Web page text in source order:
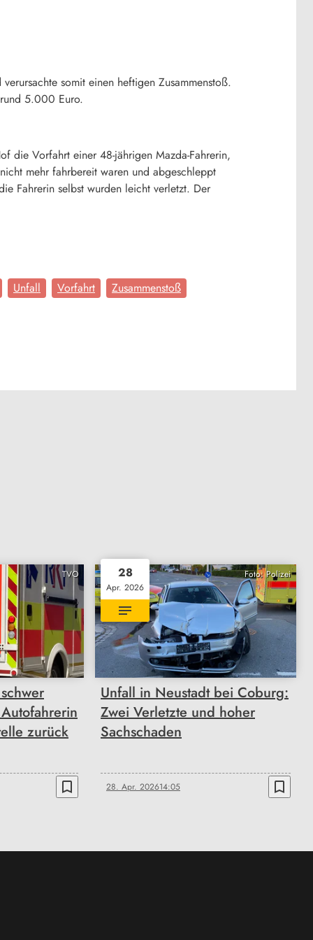
somit einen heftigen Zusammenstoß.
rund 5.000 Euro.
die Vorfahrt einer 48-jährigen Mazda-Fahrerin,
mehr fahrbereit waren und abgeschleppt
Fahrerin selbst wurden leicht verletzt. Der
Unfall Vorfahrt Zusammenstoß
TVO
zurück
bookmark_border
Foto: Polizei
28
Apr. 2026
Unfall in Neustadt bei Coburg:
Zwei Verletzte und hoher
Sachschaden
28. Apr. 202614:05 bookmark_border